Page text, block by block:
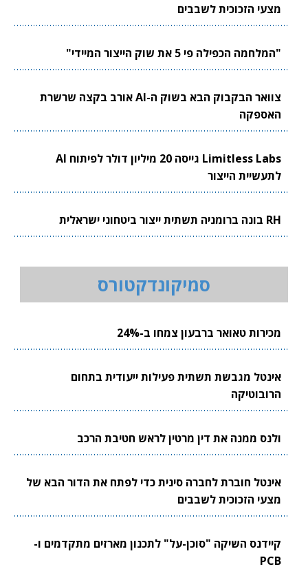
מצעי הזכוכית לשבבים
"המלחמה הכפילה פי 5 את שוק הייצור המיידי"
צוואר הבקבוק הבא בשוק ה-AI אורב בקצה שרשרת
האספקה
Limitless Labs גייסה 20 מיליון דולר לפיתוח AI
לתעשיית הייצור
RH בונה ברומניה תשתית ייצור ביטחוני ישראלית
סמיקונדקטורס
מכירות טאואר ברבעון צמחו ב-24%
אינטל מגבשת תשתית פעילות ייעודית בתחום
הרובוטיקה
ולנס ממנה את דין מרטין לראש חטיבת הרכב
אינטל חוברת לחברה סינית כדי לפתח את הדור הבא של
מצעי הזכוכית לשבבים
קיידנס השיקה "סוכן-על" לתכנון מארזים מתקדמים ו-
PCB